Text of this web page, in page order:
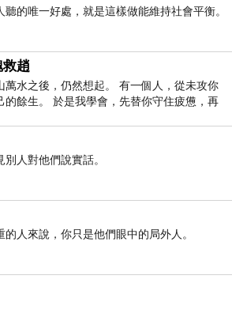
的唯一好處，就是這樣做能維持社會平衡。
趙
萬水之後，仍然想起。 有一個人，從未攻你
的餘生。 於是我學會，先替你守住疲憊，再
人對他們說實話。
人來說，你只是他們眼中的局外人。